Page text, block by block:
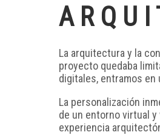
La arquitectura y la
proyecto quedaba
digitales, entramos en
La personalización
de un entorno virtual
experiencia